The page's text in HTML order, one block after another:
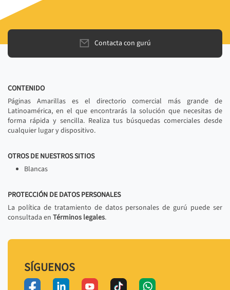
Contacta con gurú
CONTENIDO
Páginas Amarillas es el directorio comercial más grande de
Latinoamérica, en el que encontrarás la solución que necesitas de
forma rápida y sencilla. Realiza tus búsquedas comerciales desde
cualquier lugar y dispositivo.
OTROS DE NUESTROS SITIOS
Blancas
PROTECCIÓN DE DATOS PERSONALES
La política de tratamiento de datos personales de gurú puede ser
consultada en Términos legales.
SÍGUENOS